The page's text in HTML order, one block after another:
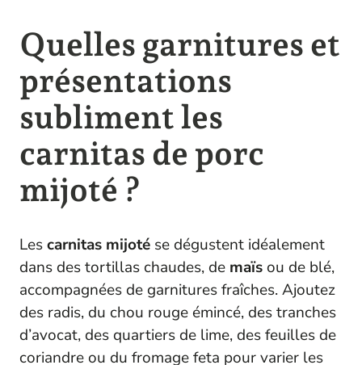
Quelles garnitures et
présentations
subliment les
carnitas de porc
mijoté ?
Lescarnitas mijoté se dégustent idéalement
dans des tortillas chaudes, de maïs ou de blé,
accompagnées de garnitures fraîches. Ajoutez
des radis, du chou rouge émincé, des tranches
d’avocat, des quartiers de lime, des feuilles de
coriandre ou du fromage feta pour varier les